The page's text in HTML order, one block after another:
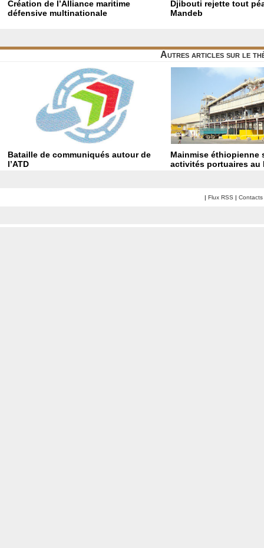
Création de l’Alliance maritime
défensive multinationale
Djibouti rejette tout
Mandeb
Autres articles sur le
Bataille de communiqués autour de
l’ATD
Mainmise éthiopienne
activités portuaires au
| Flux RSS | Contacts